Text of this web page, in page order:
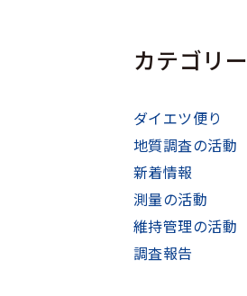
カテゴリー
ダイエツ便り
地質調査の活動
新着情報
測量の活動
維持管理の活動
調査報告